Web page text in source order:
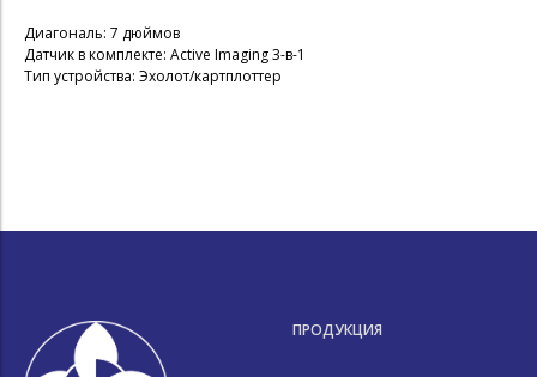
Диагональ: 7 дюймов
Датчик в комплекте: Active Imaging 3-в-1
Тип устройства: Эхолот/картплоттер
ПРОДУКЦИЯ